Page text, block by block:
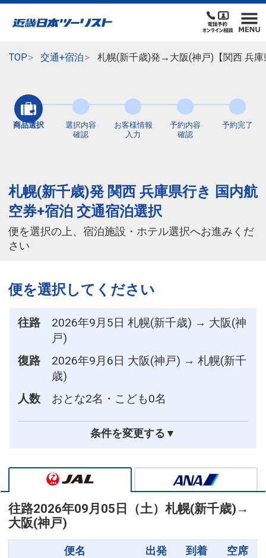
TOP 交通+宿泊 札幌(新千歳)発→大阪(神戸)【関西 兵
商品選択
選択内容
確認
お客様情報
入力
予約内容
確認
予約完了
札幌(新千歳)発 関西 兵庫県行き 国内航
空券+宿泊 交通宿泊選択
便を選択の上、宿泊施設・ホテル選択へお進みくだ
さい
便を選択してください
往路
2026年9月5日 札幌(新千歳) → 大阪(神
戸)
復路
2026年9月6日 大阪(神戸) → 札幌(新千
歳)
人数
おとな2名・こども0名
条件を変更する▼
往路2026年09月05日（土） 札幌(新千歳) →
大阪(神戸)
便名 出発 到着 空席